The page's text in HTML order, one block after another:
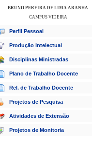
BRUNO PEREIRA DE LIMA ARANHA
CAMPUS VIDEIRA
Perfil Pessoal
Produção Intelectual
Disciplinas Ministradas
Plano de Trabalho Docente
Rel. de Trabalho Docente
Projetos de Pesquisa
Atividades de Extensão
Projetos de Monitoria